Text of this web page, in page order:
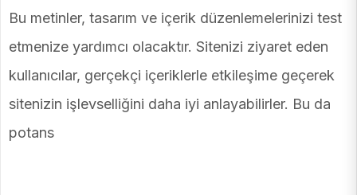
Bu metinler, tasarım ve içerik düzenlemelerinizi test
etmenize yardımcı olacaktır. Sitenizi ziyaret eden
kullanıcılar, gerçekçi içeriklerle etkileşime geçerek
sitenizin işlevselliğini daha iyi anlayabilirler. Bu da
potans